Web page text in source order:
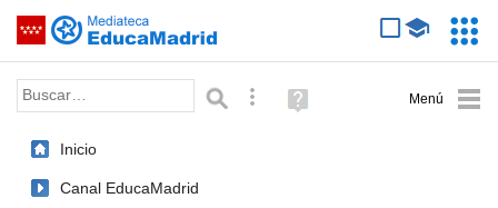
Saltar navegación
Palabra o frase: Búsqueda avanzada
Ayuda
(en
Inicio
Canal EducaMadrid